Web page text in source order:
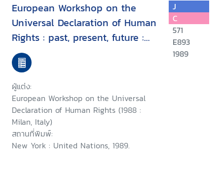
European Workshop on the
Universal Declaration of Human
Rights : past, present, future :
proceedings, Milan, Italy, 7-9
September 1988
ผู้แต่ง:
European Workshop on the Universal
Declaration of Human Rights (1988 :
Milan, Italy)
สถานที่พิมพ์:
New York : United Nations, 1989.
J
C
571
E893
1989